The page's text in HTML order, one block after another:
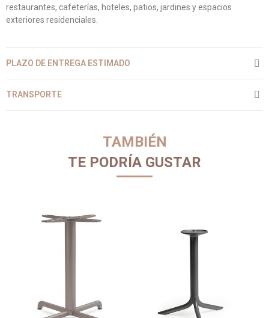
restaurantes, cafeterías, hoteles, patios, jardines y espacios
exteriores residenciales.
PLAZO DE ENTREGA ESTIMADO
TRANSPORTE
TAMBIÉN
TE PODRÍA GUSTAR